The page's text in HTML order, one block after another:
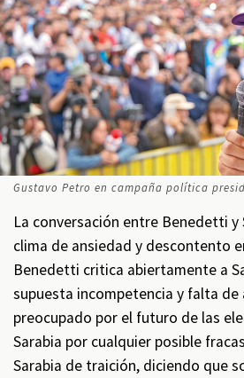
Gustavo Petro en campaña política
La conversación entre Benedetti y
clima de ansiedad y descontento
Benedetti critica abiertamente a
supuesta incompetencia y falta de
preocupado por el futuro de las
Sarabia por cualquier posible
Sarabia de traición, diciendo que